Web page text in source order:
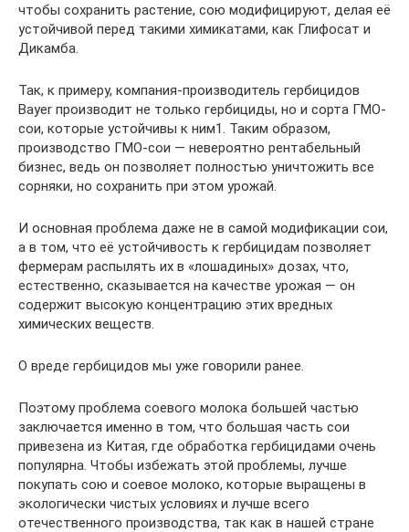
чтобы сохранить растение, сою модифицируют, делая её
устойчивой перед такими химикатами, как Глифосат и
Дикамба.
Так, к примеру, компания-производитель гербицидов
Bayer производит не только гербициды, но и сорта ГМО-
сои, которые устойчивы к ним1. Таким образом,
производство ГМО-сои — невероятно рентабельный
бизнес, ведь он позволяет полностью уничтожить все
сорняки, но сохранить при этом урожай.
И основная проблема даже не в самой модификации сои,
а в том, что её устойчивость к гербицидам позволяет
фермерам распылять их в «лошадиных» дозах, что,
естественно, сказывается на качестве урожая — он
содержит высокую концентрацию этих вредных
химических веществ.
О вреде гербицидов мы уже говорили ранее.
Поэтому проблема соевого молока большей частью
заключается именно в том, что большая часть сои
привезена из Китая, где обработка гербицидами очень
популярна. Чтобы избежать этой проблемы, лучше
покупать сою и соевое молоко, которые выращены в
экологически чистых условиях и лучше всего
отечественного производства, так как в нашей стране